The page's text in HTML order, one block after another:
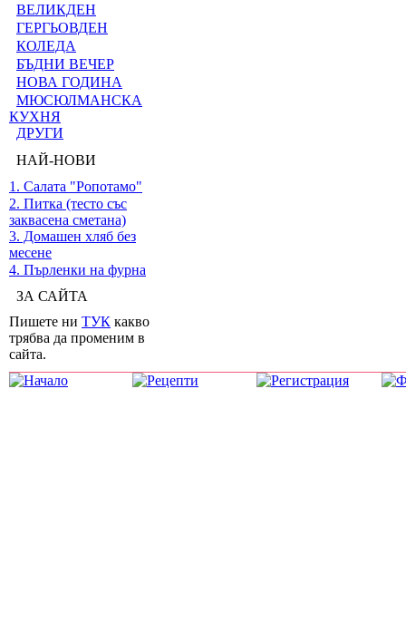
ВЕЛИКДЕН
ГЕРГЬОВДЕН
КОЛЕДА
БЪДНИ ВЕЧЕР
НОВА ГОДИНА
МЮСЮЛМАНСКА
КУХНЯ
ДРУГИ
НАЙ-НОВИ
1. Салата "Ропотамо"
2. Питка (тесто със
заквасена сметана)
3. Домашен хляб без
месене
4. Пърленки на фурна
ЗА САЙТА
Пишете ни ТУК какво
трябва да променим в
сайта.